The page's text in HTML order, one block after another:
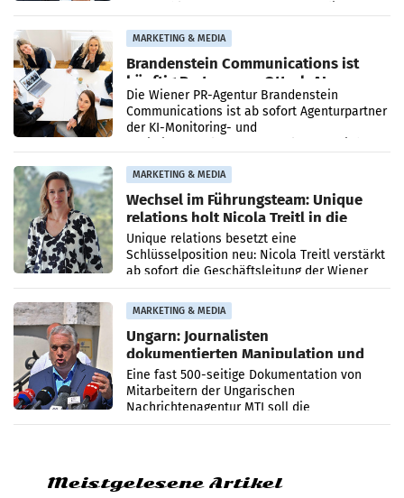
MARKETING & MEDIA
Brandenstein Communications ist
künftig Partner von OtterlyAI
Die Wiener PR-Agentur Brandenstein
Communications ist ab sofort Agenturpartner
der KI-Monitoring- und
MARKETING & MEDIA
Wechsel im Führungsteam: Unique
relations holt Nicola Treitl in die
Geschäftsleitung
Unique relations besetzt eine
Schlüsselposition neu: Nicola Treitl verstärkt
ab sofort die Geschäftsleitung der Wiener
PR-Agentur an der Seite von Josef Kalina und
Anna Kalina-Mahr.
MARKETING & MEDIA
Ungarn: Journalisten
dokumentierten Manipulation und
Zensur
Eine fast 500-seitige Dokumentation von
Mitarbeitern der Ungarischen
Nachrichtenagentur MTI soll die
systematische Nachrichten-Manipulation und
Meistgelesene Artikel